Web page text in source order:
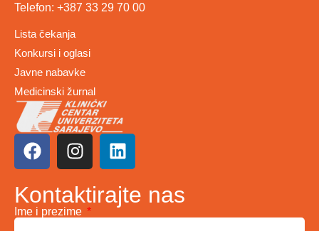
Telefon: +387 33 29 70 00
Lista čekanja
Konkursi i oglasi
Javne nabavke
Medicinski žurnal
Kontaktirajte nas
Ime i prezime